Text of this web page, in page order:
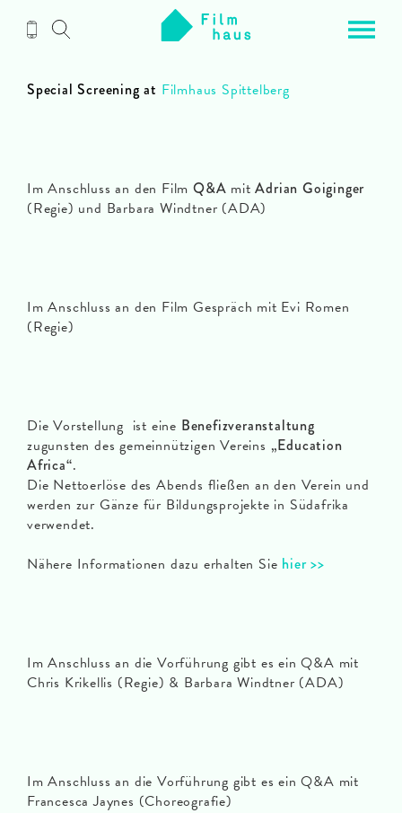
Inhalt
Special Screening at Filmhaus Spittelberg
Im Anschluss an den Film Q&A mitAdrian Goiginger
(Regie) und Barbara Windtner (ADA)
Im Anschluss an den Film Gespräch mit Evi Romen
(Regie)
Die Vorstellung ist eine Benefizveranstaltung
zugunsten des gemeinnützigen Vereins „Education
Africa“.
Die Nettoerlöse des Abends fließen an den Verein und
werden zur Gänze für Bildungsprojekte in Südafrika
verwendet.
Nähere Informationen dazu erhalten Sie hier >>
Im Anschluss an die Vorführung gibt es ein Q&A mit
Chris Krikellis (Regie) & Barbara Windtner (ADA)
Im Anschluss an die Vorführung gibt es ein Q&A mit
Francesca Jaynes (Choreografie)